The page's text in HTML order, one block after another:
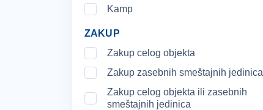
Kamp
ZAKUP
Zakup celog objekta
Zakup zasebnih smeštajnih jedinica
Zakup celog objekta ili zasebnih
smeštajnih jedinica